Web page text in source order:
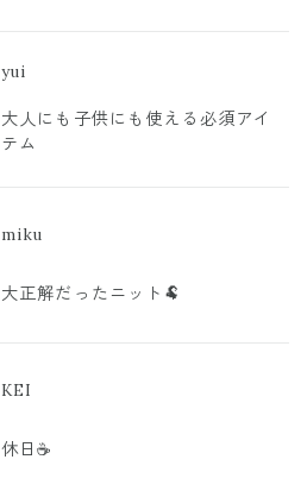
yui
大人にも子供にも使える必須アイ
テム
miku
大正解だったニット🐏
KEI
休日☕️